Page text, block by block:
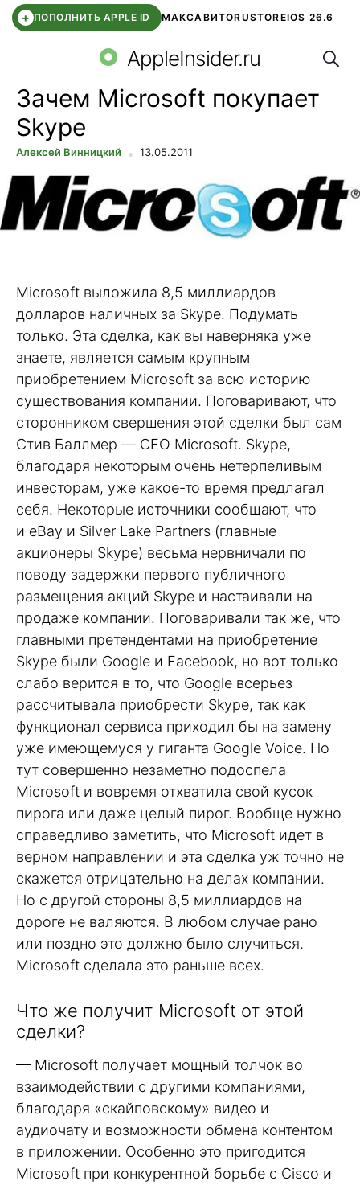
+ ПОПОЛНИТЬ APPLE ID МАКСАВИТОRUSTOREIOS 26.6
СБЕР КИДС ВТБ ОНЛАЙН ЧАТ В ROBLOX
AppleInsider.ru
Зачем Microsoft покупает
Skype
Алексей Винницкий 13.05.2011
Microsoft выложила 8,5 миллиардов
долларов наличных за Skype. Подумать
только. Эта сделка, как вы наверняка уже
знаете, является самым крупным
приобретением Microsoft за всю историю
существования компании. Поговаривают, что
сторонником свершения этой сделки был сам
Стив Баллмер — CEO Microsoft. Skype,
благодаря некоторым очень нетерпеливым
инвесторам, уже какое-то время предлагал
себя. Некоторые источники сообщают, что
и eBay и Silver Lake Partners (главные
акционеры Skype) весьма нервничали по
поводу задержки первого публичного
размещения акций Skype и настаивали на
продаже компании. Поговаривали так же, что
главными претендентами на приобретение
Skype были Google и Facebook, но вот только
слабо верится в то, что Google всерьез
рассчитывала приобрести Skype, так как
функционал сервиса приходил бы на замену
уже имеющемуся у гиганта Google Voice. Но
тут совершенно незаметно подоспела
Microsoft и вовремя отхватила свой кусок
пирога или даже целый пирог. Вообще нужно
справедливо заметить, что Microsoft идет в
верном направлении и эта сделка уж точно не
скажется отрицательно на делах компании.
Но с другой стороны 8,5 миллиардов на
дороге не валяются. В любом случае рано
или поздно это должно было случиться.
Microsoft сделала это раньше всех.
Что же получит Microsoft от этой
сделки?
— Microsoft получает мощный толчок во
взаимодействии с другими компаниями,
благодаря «скайповскому» видео и
аудиочату и возможности обмена контентом
в приложении. Особенно это пригодится
Microsoft при конкурентной борьбе с Cisco и